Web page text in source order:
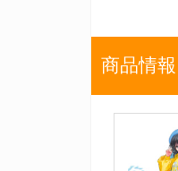
商品情報